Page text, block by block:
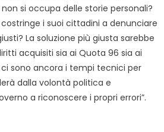
si occupa delle storie personali?
i suoi cittadini a denunciare
La soluzione più giusta sarebbe
acquisiti sia ai Quota 96 sia ai
sono ancora i tempi tecnici per
dalla volontà politica e
a riconoscere i propri errori”.